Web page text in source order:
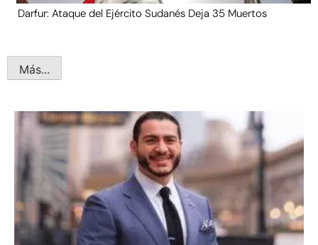
Darfur: Ataque del Ejército Sudanés Deja 35 Muertos
Más...